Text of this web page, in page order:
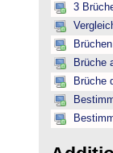
3
Brüche
Brüche